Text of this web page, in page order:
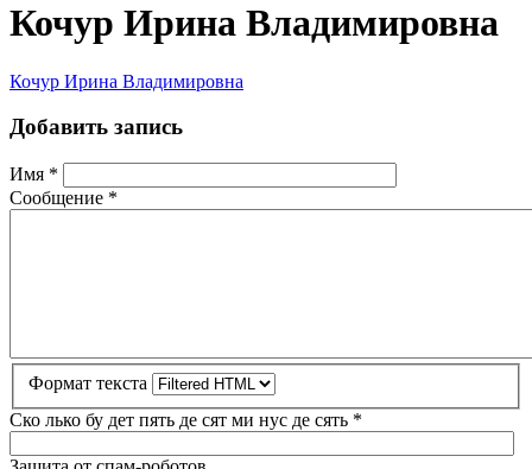
Кочур Ирина Владимировна
Кочур Ирина Владимировна
Добавить запись
Имя *
Сообщение *
Формат текста
Ско лько бу дет пять де сят ми нус де сять *